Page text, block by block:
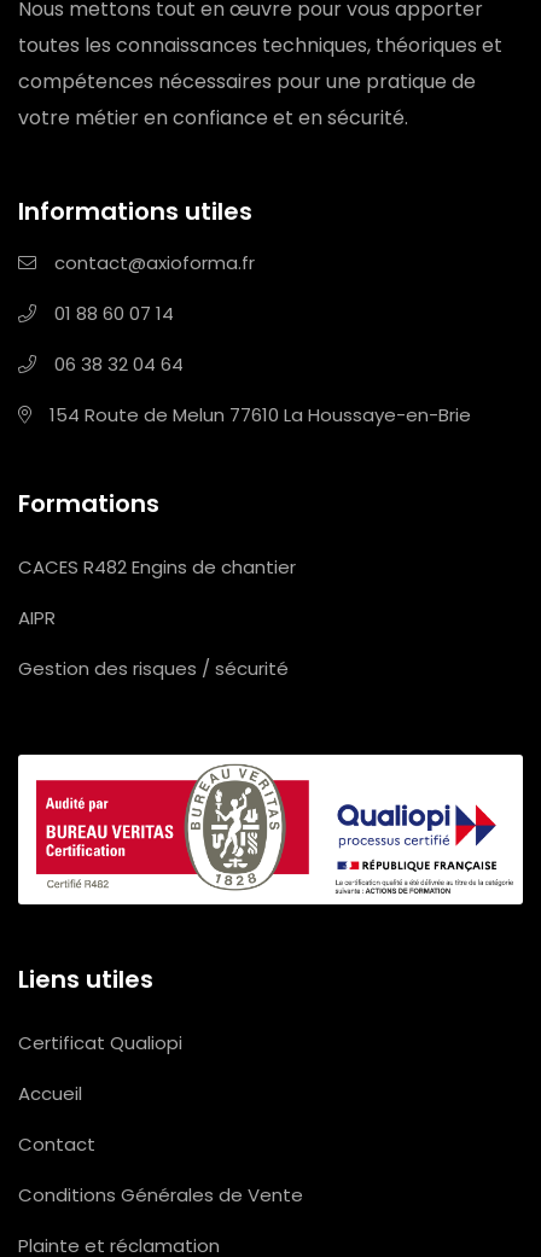
Nous mettons tout en œuvre pour vous apporter
toutes les connaissances techniques, théoriques et
compétences nécessaires pour une pratique de
votre métier en confiance et en sécurité.
Informations utiles
contact@axioforma.fr
01 88 60 07 14
06 38 32 04 64
154 Route de Melun 77610 La Houssaye-en-Brie
Formations
CACES R482 Engins de chantier
AIPR
Gestion des risques / sécurité
Liens utiles
Certificat Qualiopi
Accueil
Contact
Conditions Générales de Vente
Plainte et réclamation